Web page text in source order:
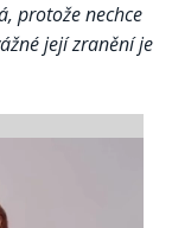
protože nechce
její zranění je